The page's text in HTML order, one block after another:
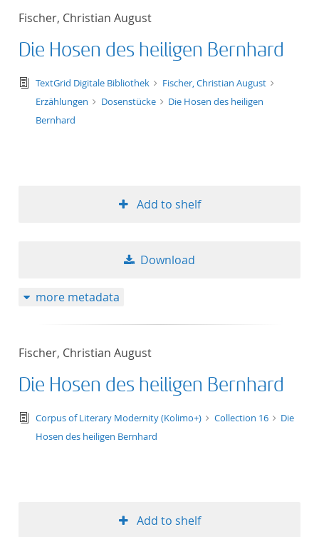
Fischer, Christian August
Die Hosen des heiligen Bernhard
text/tg.edition+tg.aggregation+xml
TextGrid Digitale Bibliothek
Fischer, Christian August
Erzählungen
Dosenstücke
Die Hosen des heiligen
Bernhard
Add to shelf
Download
more metadata
Fischer, Christian August
Die Hosen des heiligen Bernhard
text/tg.edition+tg.aggregation+xml
Corpus of Literary Modernity (Kolimo+) Collection 16
Die
Hosen des heiligen Bernhard
Add to shelf